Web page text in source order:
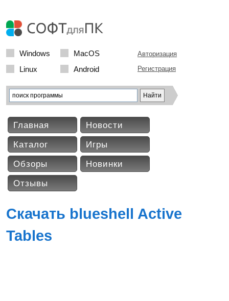
Windows
MacOS
Linux
Android
Авторизация
Регистрация
Главная
Новости
Каталог
Игры
Обзоры
Новинки
Отзывы
Скачать blueshell Active
Tables